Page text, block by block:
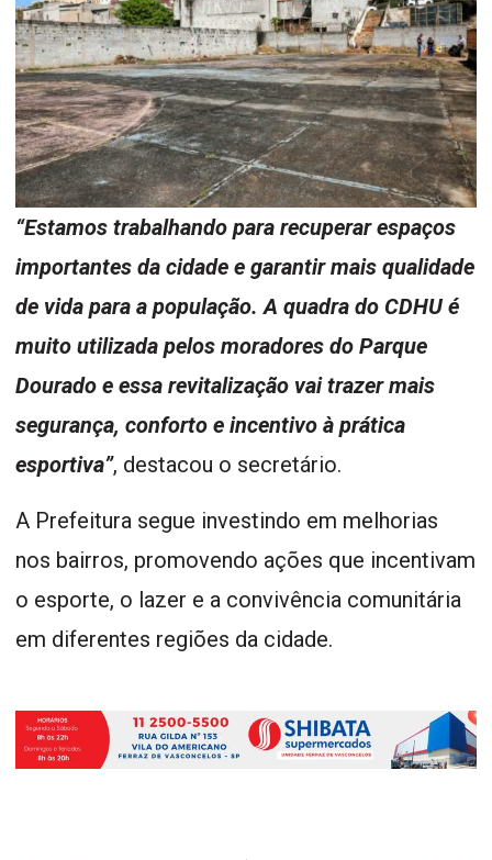
“Estamos trabalhando para recuperar espaços
importantes da cidade e garantir mais qualidade
de vida para a população. A quadra do CDHU é
muito utilizada pelos moradores do Parque
Dourado e essa revitalização vai trazer mais
segurança, conforto e incentivo à prática
esportiva”, destacou o secretário.
A Prefeitura segue investindo em melhorias
nos bairros, promovendo ações que incentivam
o esporte, o lazer e a convivência comunitária
em diferentes regiões da cidade.